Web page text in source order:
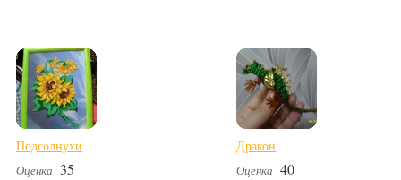
Подсолнухи
Оценка 35
Дракон
Оценка 40